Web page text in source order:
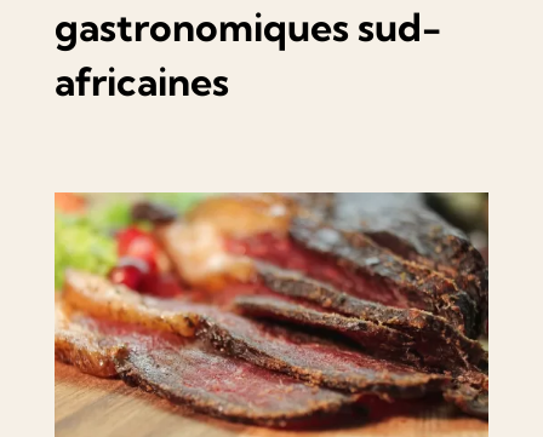
gastronomiques sud-
africaines